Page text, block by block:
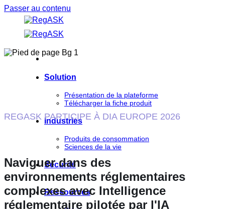
Passer au contenu
Solution
Présentation de la plateforme
Télécharger la fiche produit
Industries
Produits de consommation
Sciences de la vie
Sécurité
Ressources
REGASK PARTICIPE À DIA EUROPE 2026
Naviguer dans des
environnements réglementaires
complexes avec Intelligence
réglementaire pilotée par l'IA